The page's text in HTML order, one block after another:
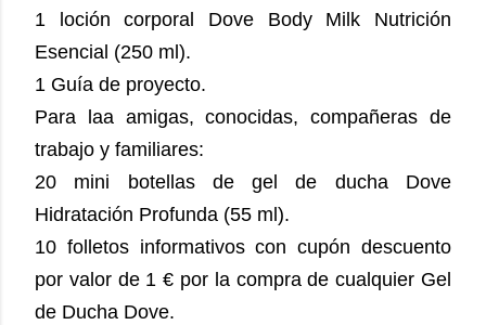
1 loción corporal Dove Body Milk Nutrición
Esencial (250 ml).
1 Guía de proyecto.
Para laa amigas, conocidas, compañeras de
trabajo y familiares:
20 mini botellas de gel de ducha Dove
Hidratación Profunda (55 ml).
10 folletos informativos con cupón descuento
por valor de 1 € por la compra de cualquier Gel
de Ducha Dove.